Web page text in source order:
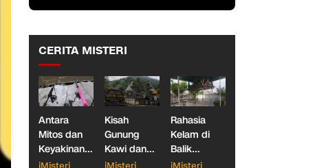
CERITA MISTERI
Antara
Mitos dan
Keyakinan,
Ketika
Kisah
Gunung
Kawi dan
Dua
Rahasia
Kelam di
Balik
Makam